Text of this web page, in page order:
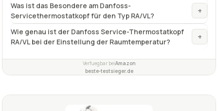
Was ist das Besondere am Danfoss-
Servicethermostatkopf für den Typ RA/VL?
+
Wie genau ist der Danfoss Service-Thermostatkopf
RA/VL bei der Einstellung der Raumtemperatur?
+
Verfuegbar beiAmazon
beste-testsieger.de